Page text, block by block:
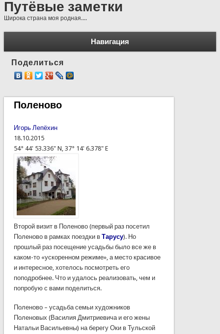
Путёвые заметки
Широка страна моя родная....
Навигация
Поделиться
Поленово
Игорь Лепёхин
18.10.2015
54° 44' 53.336" N, 37° 14' 6.378" E
Второй визитв Поленово(первыйраз посетил
Поленовов рамках поездкив Тарусу). Но
прошлыйраз посещение усадьбы быловсе жев
каком-то«ускоренном режиме», а место красивое
и интересное, хотелось посмотретьего
поподробнее. Что и удалось реализовать, чем и
попробуюс вами поделиться.
Поленово– усадьба семьи художников
Поленовых (Василия Дмитриевичаи его жены
Натальи Васильевны) на берегуОки в Тульской